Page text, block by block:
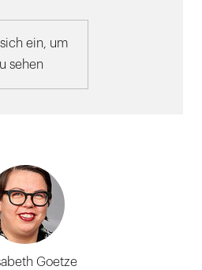
ein, um
sehen
Goetze